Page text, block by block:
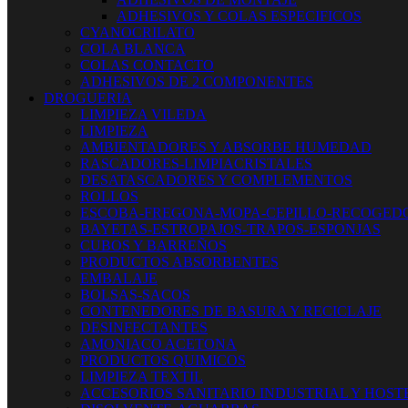
ADHESIVOS Y COLAS ESPECIFICOS
CYANOCRILATO
COLA BLANCA
COLAS CONTACTO
ADHESIVOS DE 2 COMPONENTES
DROGUERIA
LIMPIEZA VILEDA
LIMPIEZA
AMBIENTADORES Y ABSORBE HUMEDAD
RASCADORES-LIMPIACRISTALES
DESATASCADORES Y COMPLEMENTOS
ROLLOS
ESCOBA-FREGONA-MOPA-CEPILLO-
BAYETAS-ESTROPAJOS-TRAPOS-ESPONJAS
CUBOS Y BARREÑOS
PRODUCTOS ABSORBENTES
EMBALAJE
BOLSAS-SACOS
CONTENEDORES DE BASURA Y RECICLAJE
DESINFECTANTES
AMONIACO ACETONA
PRODUCTOS QUIMICOS
LIMPIEZA TEXTIL
ACCESORIOS SANITARIO INDUSTRIAL Y